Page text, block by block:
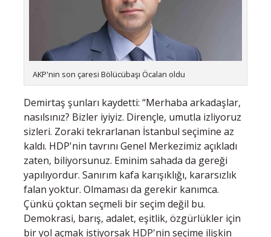
AKP'nin son çaresi Bölücübaşı Öcalan oldu
Demirtaş şunları kaydetti: “Merhaba arkadaşlar,
nasılsınız? Bizler iyiyiz. Dirençle, umutla izliyoruz
sizleri. Zoraki tekrarlanan İstanbul seçimine az
kaldı. HDP'nin tavrını Genel Merkezimiz açıkladı
zaten, biliyorsunuz. Eminim sahada da gereği
yapılıyordur. Sanırım kafa karışıklığı, kararsızlık
falan yoktur. Olmaması da gerekir kanımca.
Çünkü çoktan seçmeli bir seçim değil bu.
Demokrasi, barış, adalet, eşitlik, özgürlükler için
bir yol açmak istiyorsak HDP'nin seçime ilişkin